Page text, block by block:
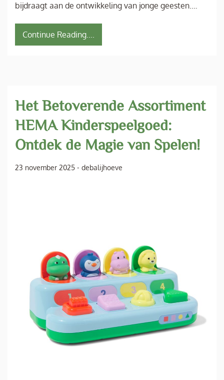
bijdraagt aan de ontwikkeling van jonge geesten.…
Continue Reading....
Het Betoverende Assortiment
HEMA Kinderspeelgoed:
Ontdek de Magie van Spelen!
23 november 2025 - debalijhoeve